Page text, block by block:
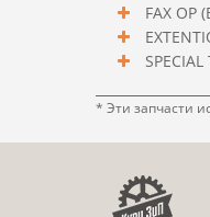
FAX OP
* Эти запчасти